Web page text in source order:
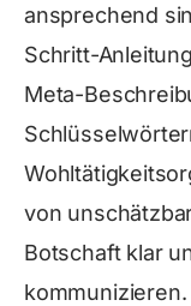
ansprechend
Schritt-
Meta-
von
Botschaft klar
kommunizieren.